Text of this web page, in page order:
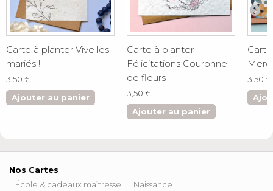
Carte à planter Vive les
mariés !
3,50 €
Ajouter au panier
Carte à planter
Félicitations Couronne
de fleurs
3,50 €
Ajouter au panier
3,50 €
Nos Cartes
École & cadeaux maîtresse
Naissance